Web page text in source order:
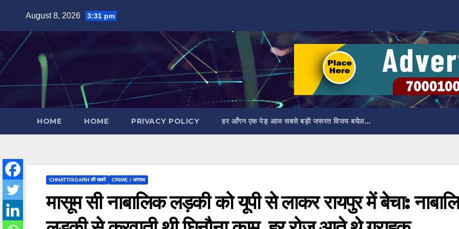
content
August 8, 2026 3:31 pm
HOME HOME PRIVACY POLICY हर आँगन एक पेड़ आज सबसे बड़ी जरूरत विजय बघेल…
CHHATTISGARH की खबरें CRIME / अपराध
मासूम सी नाबालिक लड़की को यूपी से लाकर रायपुर में बेचा: